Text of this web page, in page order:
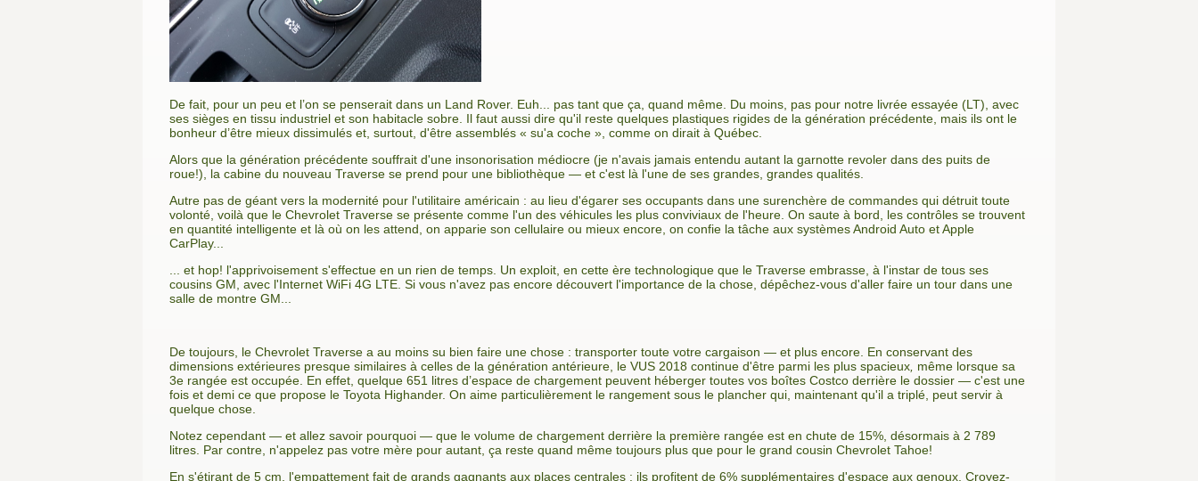
De fait, pour un peu et l’on se penserait dans un Land Rover. Euh... pas tant que ça, quand même. Du moins, pas pour notre livrée essayée (LT), avec
ses sièges en tissu industriel et son habitacle sobre. Il faut aussi dire qu'il reste quelques plastiques rigides de la génération précédente, mais ils ont le
bonheur d’être mieux dissimulés et, surtout, d'être assemblés « su'a coche », comme on dirait à Québec.
Alors que la génération précédente souffrait d'une insonorisation médiocre (je n'avais jamais entendu autant la garnotte revoler dans des puits de
roue!), la cabine du nouveau Traverse se prend pour une bibliothèque — et c'est là l'une de ses grandes, grandes qualités.
Autre pas de géant vers la modernité pour l'utilitaire américain : au lieu d'égarer ses occupants dans une surenchère de commandes qui détruit toute
volonté, voilà que le Chevrolet Traverse se présente comme l'un des véhicules les plus conviviaux de l'heure. On saute à bord, les contrôles se trouvent
en quantité intelligente et là où on les attend, on apparie son cellulaire ou mieux encore, on confie la tâche aux systèmes Android Auto et Apple
CarPlay...
... et hop! l'apprivoisement s'effectue en un rien de temps. Un exploit, en cette ère technologique que le Traverse embrasse, à l'instar de tous ses
cousins GM, avec l'Internet WiFi 4G LTE. Si vous n'avez pas encore découvert l'importance de la chose, dépêchez-vous d'aller faire un tour dans une
salle de montre GM...
De toujours, le Chevrolet Traverse a au moins su bien faire une chose : transporter toute votre cargaison — et plus encore. En conservant des
dimensions extérieures presque similaires à celles de la génération antérieure, le VUS 2018 continue d'être parmi les plus spacieux même lorsque sa
3e rangée est occupée. En effet, quelque 651 litres d’espace de chargement peuvent héberger toutes vos boîtes Costco derrière le dossier — c'est une
fois et demi ce que propose le Toyota Highander. On aime particulièrement le rangement sous le plancher qui, maintenant qu'il a triplé, peut servir à
quelque chose.
Notez cependant — et allez savoir pourquoi — que le volume de chargement derrière la première rangée est en chute de 15%, désormais à 2 789
litres. Par contre, n'appelez pas votre mère pour autant, ça reste quand même toujours plus que pour le grand cousin Chevrolet Tahoe!
En s'étirant de 5 cm, l'empattement fait de grands gagnants aux places centrales : ils profitent de 6% supplémentaires d'espace aux genoux. Croyez-